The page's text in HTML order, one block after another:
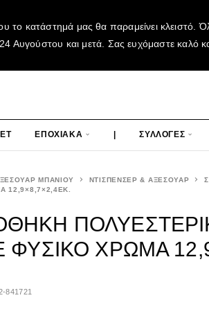
κατάστημά μας θα παραμείνει κλειστό.
Αυγούστου και μετά. Σας ευχόμαστε καλό
ΕΠΟΧΙΑΚΑ | ΣΥΛΛΟΓΕΣ
ΜΠΑΝΙΟΥ ΝΤΙΣΠΕΝΣΕΡ & ΑΞΕΣΟΥΑΡ
12,9×8,7×2,4ΕΚ.
ΧΡΩΜΑ
841721